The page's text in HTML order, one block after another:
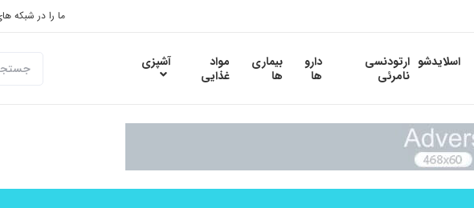
ما را در شبکه
اسلایدشو ارتودنسی
نامرئی
دارو
ها
بیماری
ها
مواد
غذایی
آشپزی